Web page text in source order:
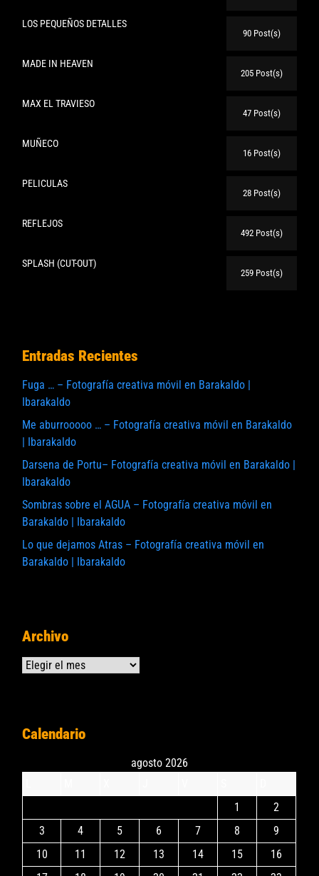
LOS PEQUEÑOS DETALLES
90 Post(s)
MADE IN HEAVEN
205 Post(s)
MAX EL TRAVIESO
47 Post(s)
MUÑECO
16 Post(s)
PELICULAS
28 Post(s)
REFLEJOS
492 Post(s)
SPLASH (CUT-OUT)
259 Post(s)
Entradas Recientes
Fuga … – Fotografía creativa móvil en Barakaldo |
Ibarakaldo
Me aburrooooo … – Fotografía creativa móvil en Barakaldo
| Ibarakaldo
Darsena de Portu– Fotografía creativa móvil en Barakaldo |
Ibarakaldo
Sombras sobre el AGUA – Fotografía creativa móvil en
Barakaldo | Ibarakaldo
Lo que dejamos Atras – Fotografía creativa móvil en
Barakaldo | Ibarakaldo
Archivo
Archivos
Calendario
agosto 2026
1
2
3
4 5 6 7 8
9
10
11 12 13 14 15
16